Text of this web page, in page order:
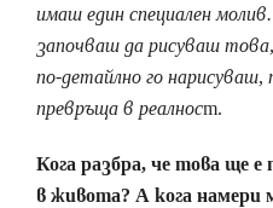
имаш един специален
започваш да рисуваш
по-детайлно го
превръща в реалност.
Кога разбра, че това ще
в живота? А кога намери